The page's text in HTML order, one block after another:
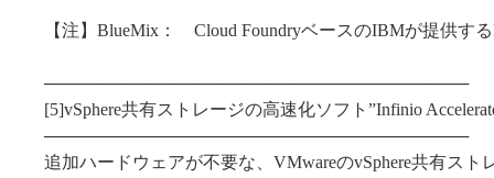
【注】BlueMix： Cloud FoundryベースのIBMが提供する
───────────────────────────────────
[5]vSphere共有ストレージの高速化ソフト”Infinio
───────────────────────────────────
追加ハードウェアが不要な、VMwareのvSphere共有スト